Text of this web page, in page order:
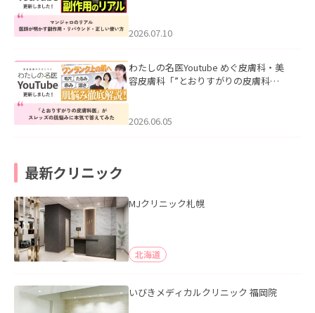
た。
2026.07.10
わたしの名医Youtube めぐ皮膚科・美
容皮膚科「”とおりすがりの皮膚科
2026.06.05
最新クリニック
MJクリニック札幌
北海道
いびきメディカルクリニック 福岡院